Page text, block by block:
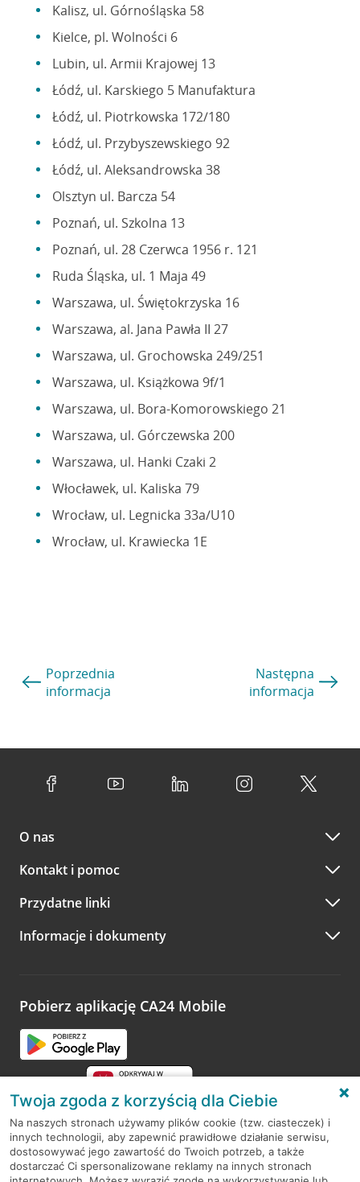
Kalisz, ul. Górnośląska 58
Kielce, pl. Wolności 6
Lubin, ul. Armii Krajowej 13
Łódź, ul. Karskiego 5 Manufaktura
Łódź, ul. Piotrkowska 172/180
Łódź, ul. Przybyszewskiego 92
Łódź, ul. Aleksandrowska 38
Olsztyn ul. Barcza 54
Poznań, ul. Szkolna 13
Poznań, ul. 28 Czerwca 1956 r. 121
Ruda Śląska, ul. 1 Maja 49
Warszawa, ul. Świętokrzyska 16
Warszawa, al. Jana Pawła II 27
Warszawa, ul. Grochowska 249/251
Warszawa, ul. Książkowa 9f/1
Warszawa, ul. Bora-Komorowskiego 21
Warszawa, ul. Górczewska 200
Warszawa, ul. Hanki Czaki 2
Włocławek, ul. Kaliska 79
Wrocław, ul. Legnicka 33a/U10
Wrocław, ul. Krawiecka 1E
Poprzednia
informacja
Następna
informacja
O nas
Kontakt i pomoc
Przydatne linki
Informacje i dokumenty
Pobierz aplikację CA24 Mobile
RODO
Regulamin serwisu
Twoja zgoda z korzyścią dla Ciebie
Na naszych stronach używamy plików cookie (tzw. ciasteczek) i
innych technologii, aby zapewnić prawidłowe działanie serwisu,
dostosowywać jego zawartość do Twoich potrzeb, a także
dostarczać Ci spersonalizowane reklamy na innych stronach